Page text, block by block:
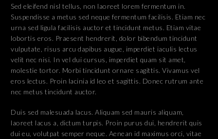
Sed eleifend nisl tellus, non laoreet lorem fermentum in.
Suspendisse a metus sed neque fermentum facilisis. Etiam nec
urna sed ligula facilisis auctor et tincidunt metus. Etiam vitae
lobortis eros. Praesent hendrerit, dolor bibendum tincidunt
vulputate, risus arcu dapibus augue, imperdiet iaculis lectus
velit nec nisi. In vel dui cursus, imperdiet quam sit amet,
molestie tortor. Morbi tincidunt ornare sagittis. Vivamus vel
eros lectus. Proin lacinia id leo et sagittis. Donec rutrum ante
nec metus tincidunt auctor.
Duis sed malesuada lacus. Aliquam sed mauris aliquam,
laoreet lacus a, dictum turpis. Proin purus dui, hendrerit quis
dui eu, volutpat semper neque. Aenean id maximus orci, vitae